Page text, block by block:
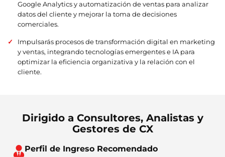
Google Analytics y automatización de ventas para analizar
datos del cliente y mejorar la toma de decisiones
comerciales.
Impulsarás procesos de transformación digital en marketing
y ventas, integrando tecnologías emergentes e IA para
optimizar la eficiencia organizativa y la relación con el
cliente.
Dirigido a Consultores, Analistas y
Gestores de CX
Perfil de Ingreso Recomendado